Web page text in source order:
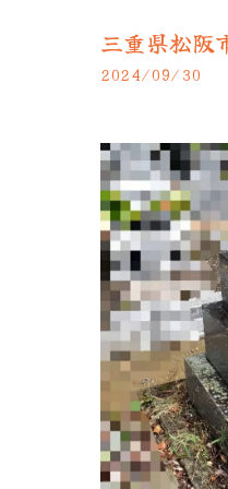
三重県松阪
2024/09/30